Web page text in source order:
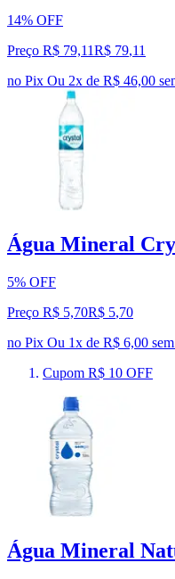
14% OFF
Preço R$ 79,11R$ 79,11
no Pix Ou 2x de R$ 46,00
Água Mineral
5% OFF
Preço R$ 5,70R$ 5,70
no Pix Ou 1x de R$ 6,00
Cupom R$ 10 OFF
Água Mineral